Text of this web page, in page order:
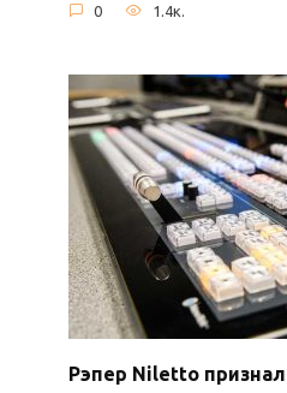
0 1.4к.
Рэпер Niletto